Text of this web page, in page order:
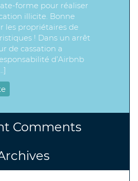
forme pour réaliser
illicite. Bonne
les propriétaires de
! Dans un arrêt
de cassation a
d’Airbnb
Comments